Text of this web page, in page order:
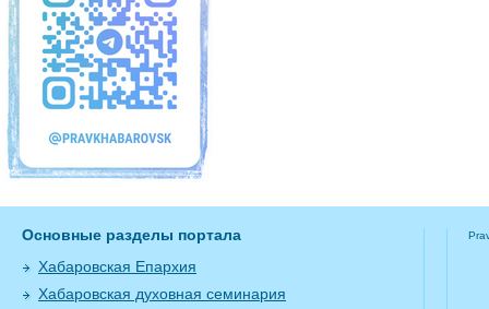
Основные разделы портала
Хабаровская Епархия
Хабаровская духовная семинария